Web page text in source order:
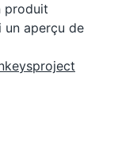
produit
aperçu de